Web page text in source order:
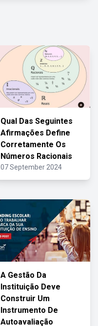
Qual Das Seguintes
Afirmações Define
Corretamente Os
Números Racionais
07 September 2024
A Gestão Da
Instituição Deve
Construir Um
Instrumento De
Autoavaliação